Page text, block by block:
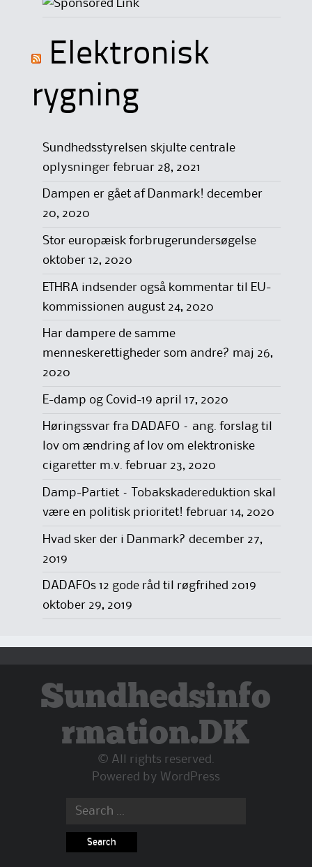
Elektronisk
rygning
Sundhedsstyrelsen skjulte centrale
oplysninger februar 28, 2021
Dampen er gået af Danmark! december
20, 2020
Stor europæisk forbrugerundersøgelse
oktober 12, 2020
ETHRA indsender også kommentar til EU-
kommissionen august 24, 2020
Har dampere de samme
menneskerettigheder som andre? maj 26,
2020
E-damp og Covid-19 april 17, 2020
Høringssvar fra DADAFO – ang. forslag til
lov om ændring af lov om elektroniske
cigaretter m.v. februar 23, 2020
Damp-Partiet – Tobakskadereduktion skal
være en politisk prioritet! februar 14, 2020
Hvad sker der i Danmark? december 27,
2019
DADAFOs 12 gode råd til røgfrihed 2019
oktober 29, 2019
Sundhedsinfo
rmation.DK
© All rights reserved.
Powered by WordPress
Search